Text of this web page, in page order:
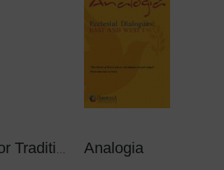
Analogia